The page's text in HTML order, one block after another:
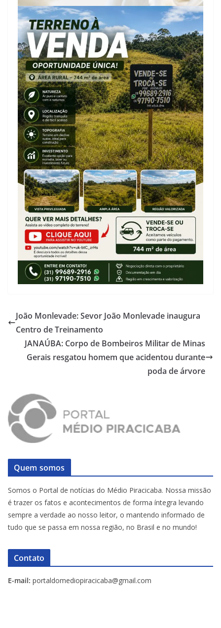
João Monlevade: Sevor João Monlevade inaugura
Centro de Treinamento
JANAÚBA: Corpo de Bombeiros Militar de Minas
Gerais resgatou homem que acidentou durante
poda de árvore
Quem somos
Somos o Portal de notícias do Médio Piracicaba. Nossa missão
é trazer os fatos e acontecimentos de forma íntegra levando
sempre a verdade ao nosso leitor, o mantendo informado de
tudo que se passa em nossa região, no Brasil e no mundo!
Contato
E-mail: portaldomediopiracicaba@gmail.com